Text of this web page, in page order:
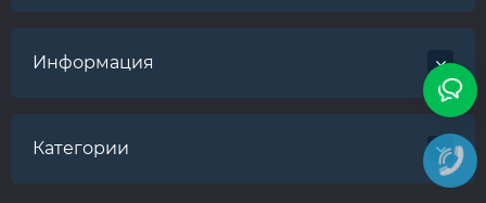
Информация
Категории